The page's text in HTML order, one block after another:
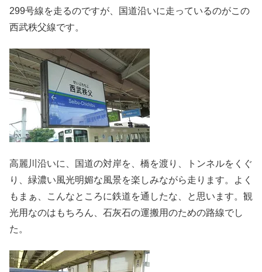
299号線を走るのですが、国道沿いに走っているのがこの
西武秩父線です。
高麗川沿いに、国道の対岸を、橋を渡り、トンネルをくぐ
り、緑濃い風光明媚な風景を楽しみながら走ります。よく
もまぁ、こんなところに鉄道を通したな、と思います。観
光用なのはもちろん、石灰石の運搬用のための路線でし
た。